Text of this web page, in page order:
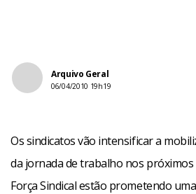
Arquivo Geral
06/04/2010 19h19
Os sindicatos vão intensificar a
da jornada de trabalho nos próximos
Força Sindical estão prometendo